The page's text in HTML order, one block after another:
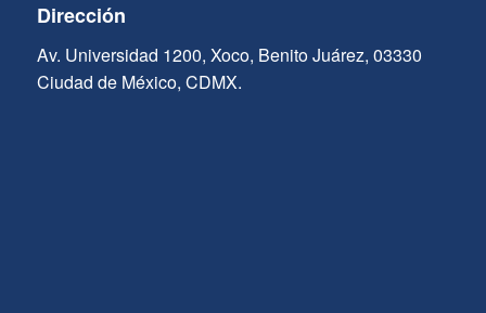
Dirección
Av. Universidad 1200, Xoco, Benito Juárez, 03330
Ciudad de México, CDMX.